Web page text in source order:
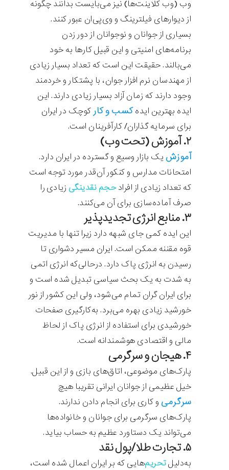
وب (وب کلاینت‌ها) نیز می‌بایست بدانند چگونه
از دیوارهای فیلترینگ و وی‌پی‌ان عبور کنند.
بسیاری از جوانان و نوجوانان از دور زدن
برنامه‌های امنیتی و این قبیل کارها به خود
می‌بالند. حقیقت این است که تعداد بسیار زیادی
از مهندسان نرم افزار جوان، با پشتکار و خردمند
وجود دارند که زمان آزاد بسیار زیادی دارند. این
ایده بهترین ایدهکسب و کار کوچک در ایران
برای سرمایه گذاران/ کارآفرینان است.
۲. آموزش (تحت وب)
آموزش یک بازار وسیع و گسترده در ایران دارد.
امتحانات مدارس و کنکور آن‌قدر مورد توجه است
که تعداد زیادی از افرادحجم نقدینگی زیادی را
صرف آماده‌سازی برای آن می‌کنند.
۳. منابع انرژی تجدیدپذیر
این ایده کمی جای شبهه دارد زیرا تنها با مدیریت
قوه مقننه ممکن است. ایران مسیر دشواری تا
رسیدن به انرژی پاک دارد. درحالی‌که انرژی اتمی
به شدت به یک بحث سیاسی تبدیل شده است و
برای ایران گران تمام می‌شود، ولی این کشور از نور
خورشید زیادی بهره می‌برد. به‌کارگیری صفحات
خورشیدی برای استفاده از انرژی پاک از لحاظ
مالی و اقتصادی هوشمندانه است.
۴. هیجان و سرگرمی
پارک‌های موضوعی، اتاق‌های بازی و از این قبیل.
خیل عظیمی از جوانان ایرانی تقریبا هیچ
سرگرمی و کاری برای انجام دادن ندارند.
پارک‌های سرگرمی برای جوانان و خانواده‌ها
می‌تواند یک دستاورد عظیم به حساب بیاید.
۵. تجارت طلا/پول نقد
به‌دلیلتحریم‌هایی که بر ایران اعمال شده است،